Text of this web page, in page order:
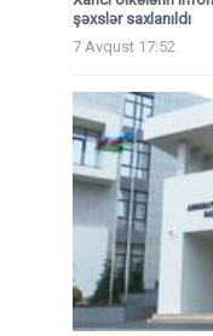
şəxslər saxlanıldı
7 Avqust 17:52